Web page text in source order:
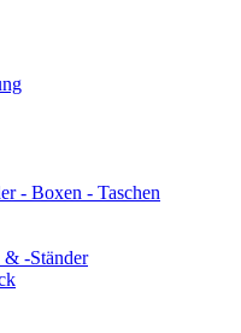
- Boxen - Taschen
& -Ständer